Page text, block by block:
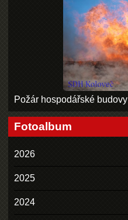
Požár hospodářské budovy
Fotoalbum
2026
2025
2024